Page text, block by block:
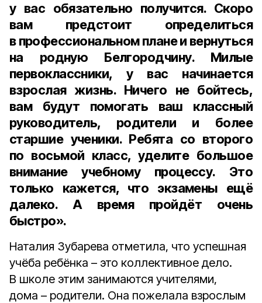
у вас обязательно получится. Скоро
вам предстоит определиться
в профессиональном плане и вернуться
на родную Белгородчину. Милые
первоклассники, у вас начинается
взрослая жизнь. Ничего не бойтесь,
вам будут помогать ваш классный
руководитель, родители и более
старшие ученики. Ребята со второго
по восьмой класс, уделите большое
внимание учебному процессу. Это
только кажется, что экзамены ещё
далеко. А время пройдёт очень
быстро».
Наталия Зубарева отметила, что успешная
учёба ребёнка – это коллективное дело.
В школе этим занимаются учителями,
дома – родители. Она пожелала взрослым